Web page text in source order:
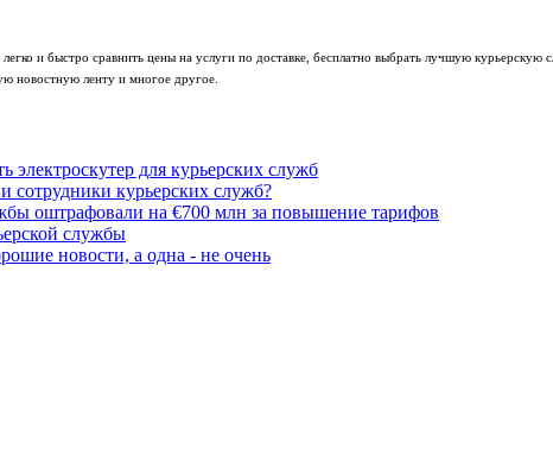
легко и быстро сравнить цены на услуги по доставке, бесплатно выбрать лучшую курьерскую
новостную ленту и многое другое.
для курьерских служб
сотрудники курьерских служб?
оштрафовали на €700 млн за повышение тарифов
службы
новости, а одна - не очень